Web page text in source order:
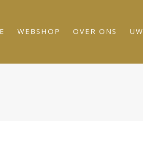
WEBSHOP OVER ONS